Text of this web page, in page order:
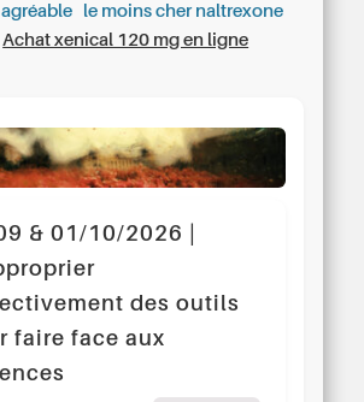
le moins cher naltrexone
Achat xenical 120 mg en ligne
& 01/10/2026 |
des outils
faire face aux